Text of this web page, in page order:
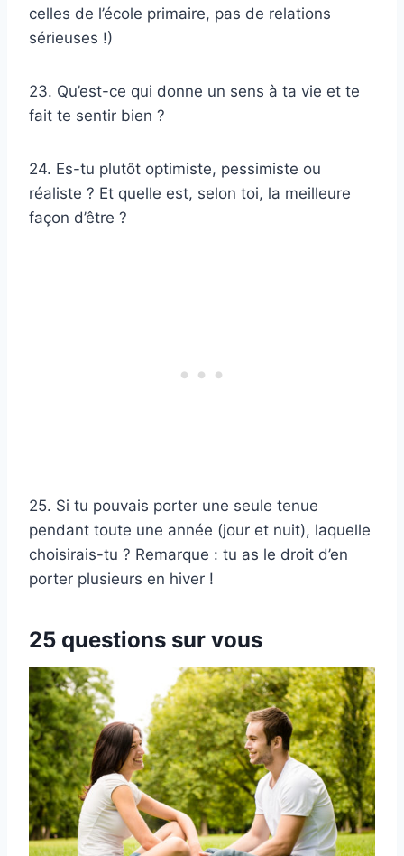
celles de l’école primaire, pas de relations
sérieuses !)
23. Qu’est-ce qui donne un sens à ta vie et te
fait te sentir bien ?
24. Es-tu plutôt optimiste, pessimiste ou
réaliste ? Et quelle est, selon toi, la meilleure
façon d’être ?
25. Si tu pouvais porter une seule tenue
pendant toute une année (jour et nuit), laquelle
choisirais-tu ? Remarque : tu as le droit d’en
porter plusieurs en hiver !
25 questions sur vous